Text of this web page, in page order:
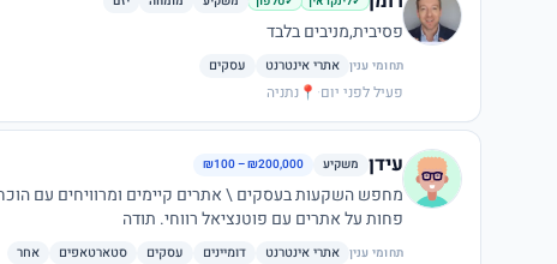
פסיבית,מניבים בלבד
תחומי ענין אתרי אינטרנט עסקים
פעיל לפני יום·
📍 נתניה
עידן משקיע ₪100 – ₪200,000
מחפש השקעות בעסקים \ אתרים קיימים ומרוויחים עם
פחות על אתרים עם פוטנציאל רווחי. תודה
תחומי ענין אתרי אינטרנט דומיינים עסקים סטארטאפים אחר